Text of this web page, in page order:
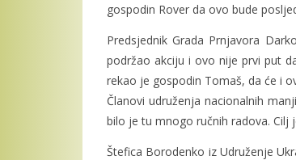
gospodin Rover da ovo bude
Predsjednik Grada Prnjavora
podržao akciju i ovo nije prvi put
rekao je gospodin Tomaš, da će i
Članovi udruženja nacionalnih
bilo je tu mnogo ručnih radova.
Štefica Borodenko iz Udruženje